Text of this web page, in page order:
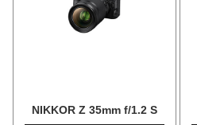
NIKKOR Z 35mm f/1.2 S